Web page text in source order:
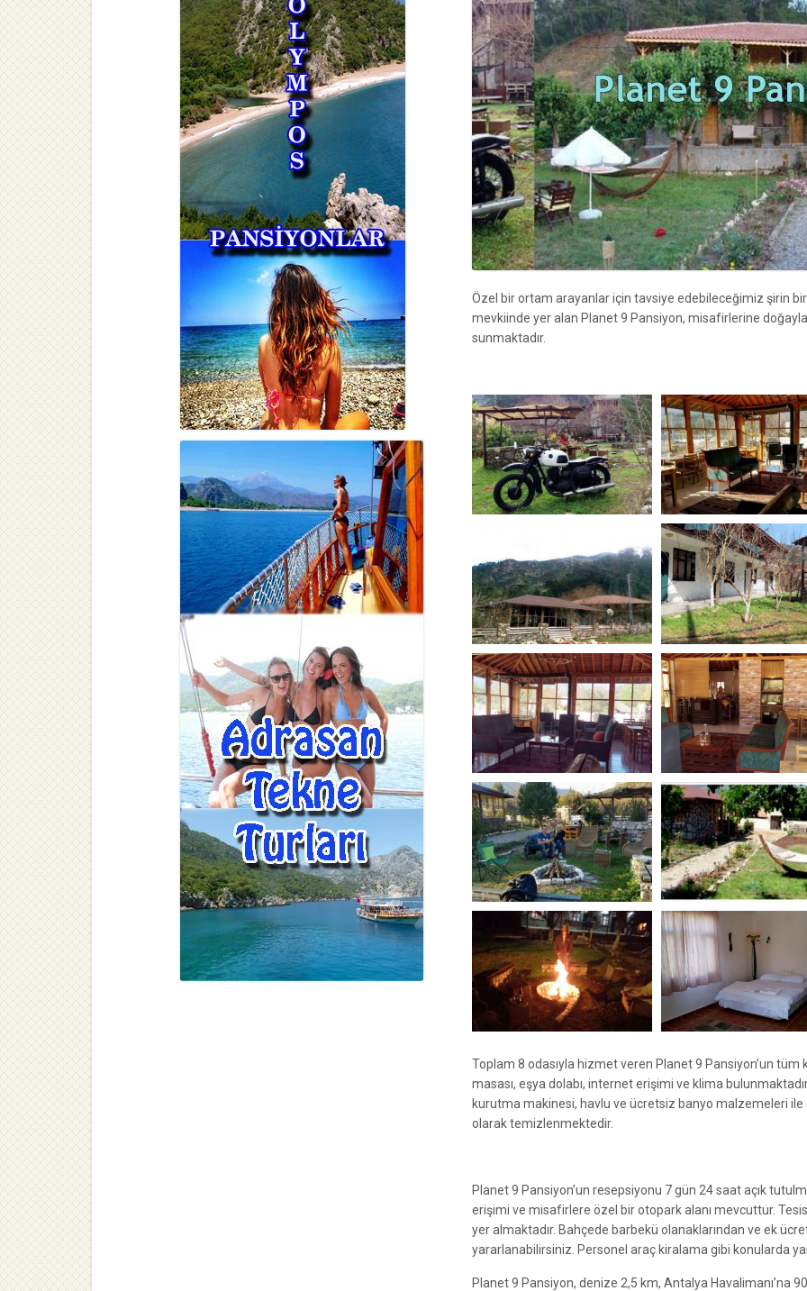
Özel bir ortam arayanlar için tavsiye edebileceğimiz şirin
mevkiinde yer alan Planet 9 Pansiyon, misafirlerine doğayla
sunmaktadır.
Toplam 8 odasıyla hizmet veren Planet 9 Pansiyon’un
masası, eşya dolabı, internet erişimi ve klima
kurutma makinesi, havlu ve ücretsiz banyo malzemeleri ile
olarak temizlenmektedir.
Planet 9 Pansiyon’un resepsiyonu 7 gün 24 saat açık
erişimi ve misafirlere özel bir otopark alanı mevcuttur.
yer almaktadır. Bahçede barbekü olanaklarından ve ek
yararlanabilirsiniz. Personel araç kiralama gibi konularda
Planet 9 Pansiyon, denize 2,5 km, Antalya Havalimanı’na